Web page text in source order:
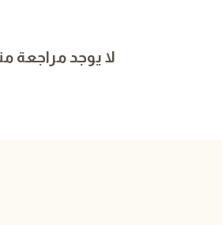
لا يوجد مراجعة